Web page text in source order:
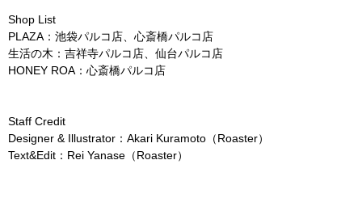
Shop List
PLAZA：池袋パルコ店、心斎橋パルコ店
生活の木：吉祥寺パルコ店、仙台パルコ店
HONEY ROA：心斎橋パルコ店
Staff Credit
Designer & Illustrator：Akari Kuramoto（Roaster）
Text&Edit：Rei Yanase（Roaster）